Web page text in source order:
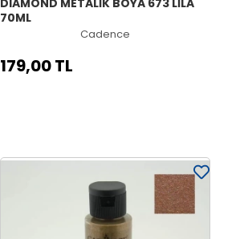
70ML
Cadence
179,00 TL